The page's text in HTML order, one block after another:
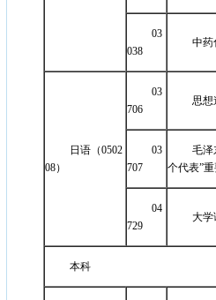
03
038
中药
日语（0502
08）
03
706
思想
03
707
毛泽
个代表”
04
729
大学
本科